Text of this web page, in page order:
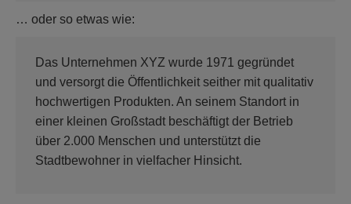
… oder so etwas wie:
Das Unternehmen XYZ wurde 1971 gegründet
und versorgt die Öffentlichkeit seither mit qualitativ
hochwertigen Produkten. An seinem Standort in
einer kleinen Großstadt beschäftigt der Betrieb
über 2.000 Menschen und unterstützt die
Stadtbewohner in vielfacher Hinsicht.